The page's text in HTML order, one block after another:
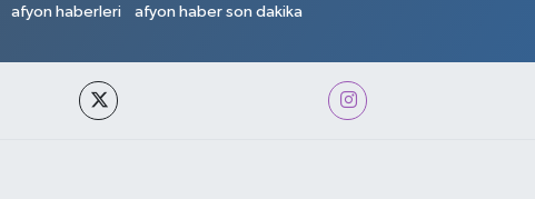
afyon haberleri afyon haber son dakika